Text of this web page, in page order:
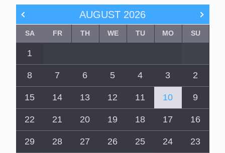
AUGUST 2026
SU
MO
TU
WE
TH
FR
SA
1
2
3
4
5
6
7
8
9
10
11
12
13
14
15
16
17
18
19
20
21
22
23
24
25
26
27
28
29